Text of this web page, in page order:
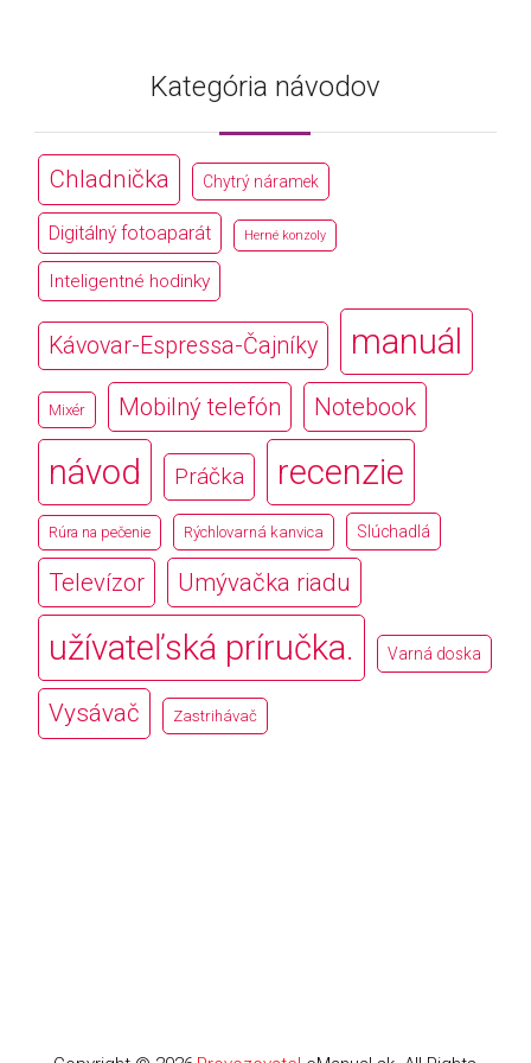
Kategória návodov
Chladnička Chytrý náramek
Digitálný fotoaparát Herné konzoly
Inteligentné hodinky
Kávovar-Espressa-Čajníky manuál
Mixér Mobilný telefón Notebook
návod Práčka recenzie
Rúra na pečenie Rýchlovarná kanvica Slúchadlá
Televízor Umývačka riadu
užívateľská príručka. Varná doska
Vysávač Zastrihávač